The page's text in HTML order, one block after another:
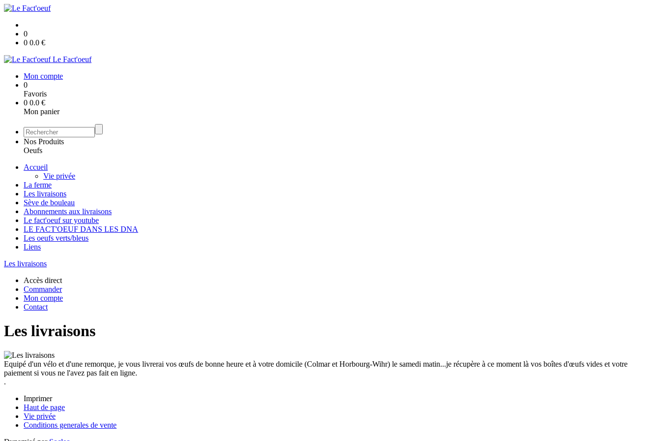
0
0 0.0 €
Le Fact'oeuf
Mon compte
0
Favoris
0 0.0 €
Mon panier
Nos Produits
Oeufs
Accueil
Vie privée
La ferme
Les livraisons
Sève de bouleau
Abonnements aux livraisons
Le fact'oeuf sur youtube
LE FACT'OEUF DANS LES DNA
Les oeufs verts/bleus
Liens
Les livraisons
Accès direct
Commander
Mon compte
Contact
Les livraisons
Equipé d'un vélo et d'une remorque, je vous livrerai vos œufs de bonne heure et à votre domicile (Colmar et Horbourg-Wihr) le samedi matin...je récupère à ce moment là vos boîtes d'œufs vides et votre
paiement si vous ne l'avez pas fait en ligne.
.
Imprimer
Haut de page
Vie privée
Conditions generales de vente